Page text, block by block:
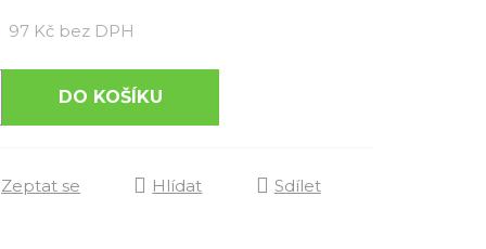
97 Kč bez DPH
DO KOŠÍKU
Zeptat se Hlídat Sdílet